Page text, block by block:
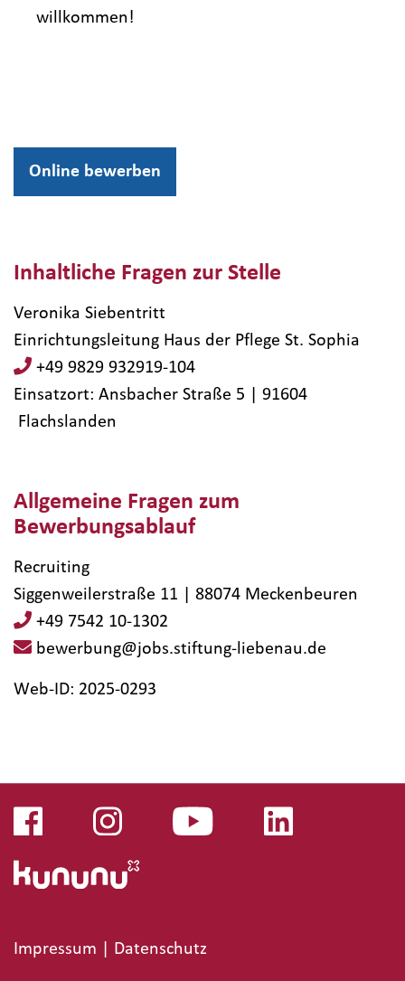
willkommen!
Inhaltliche Fragen zur Stelle
Veronika Siebentritt
Einrichtungsleitung Haus der Pflege St. Sophia
+49 9829 932919-104
Einsatzort: Ansbacher Straße 5 | 91604​
Flachslanden
Allgemeine Fragen zum
Bewerbungsablauf
Recruiting
Siggenweilerstraße 11 | 88074 Meckenbeuren
+49 7542 10-1302
bewerbung@jobs.stiftung-liebenau.de
Web-ID: 2025-0293
Online bewerben
Impressum | Datenschutz